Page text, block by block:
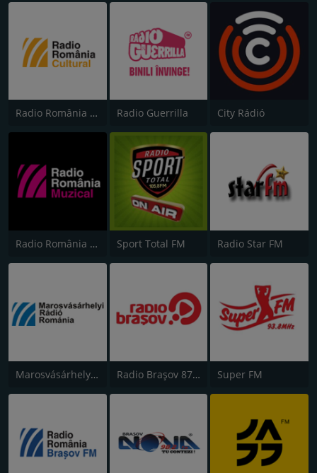
Radio România Cultural Radio Guerrilla City Rádió
Radio România Muzical Sport Total FM Radio Star FM
Marosvásárhelyi Rádió Radio Brașov 87.8 Super FM